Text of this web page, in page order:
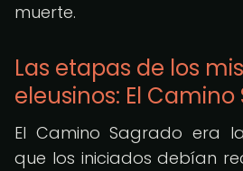
muerte.
Las etapas de los
eleusinos: El
El Camino Sagrado era
que los iniciados debían